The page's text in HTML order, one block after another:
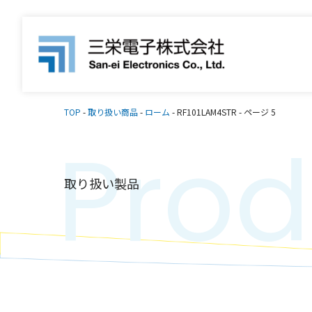
TOP -取り扱い商品- ローム -RF101LAM4STR - ページ 5
取り扱い製品